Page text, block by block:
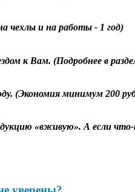
чехлы и на работы - 1 год)
к Вам. (Подробнее в
(Экономия минимум 200
«вживую». А если